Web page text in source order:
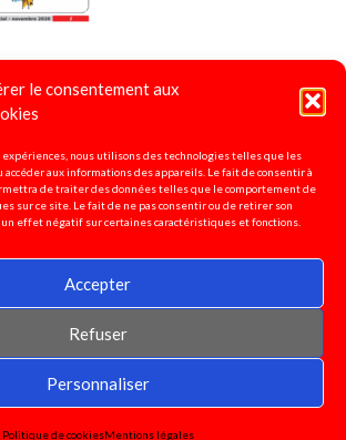
le consentement aux
nous utilisons des technologies telles que les
accéder aux informations des appareils. Le fait de consentir à
de traiter des données telles que le comportement de
sur ce site. Le fait de ne pas consentir ou de retirer son
effet négatif sur certaines caractéristiques et fonctions.
Accepter
Refuser
Personnaliser
Politique de cookiesMentions légales
Inclusive"2020